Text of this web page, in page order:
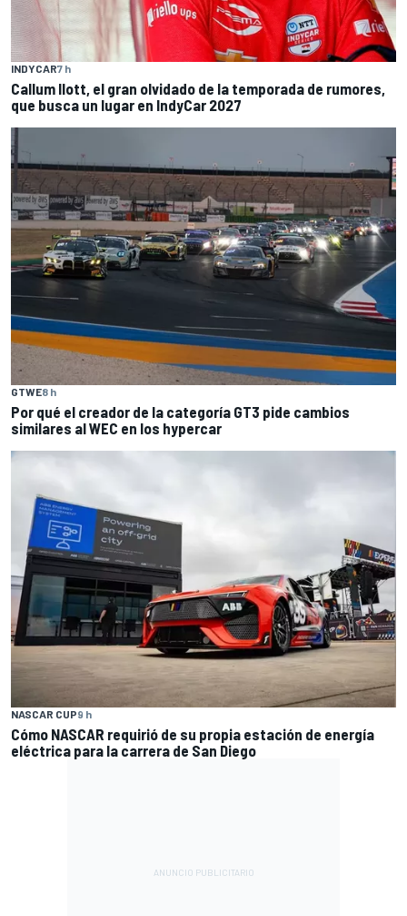
INDYCAR7 h
Callum Ilott, el gran olvidado de la temporada de rumores,
que busca un lugar en IndyCar 2027
GTWE8 h
Por qué el creador de la categoría GT3 pide cambios
similares al WEC en los hypercar
NASCAR CUP9 h
Cómo NASCAR requirió de su propia estación de energía
eléctrica para la carrera de San Diego